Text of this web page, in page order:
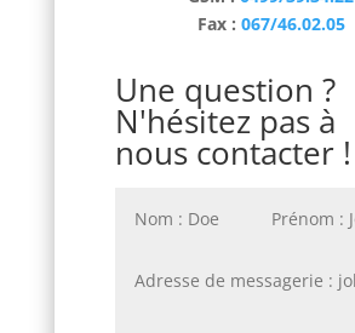
Fax : 067/46.02.05
Une question ?
N'hésitez pas à
nous contacter !